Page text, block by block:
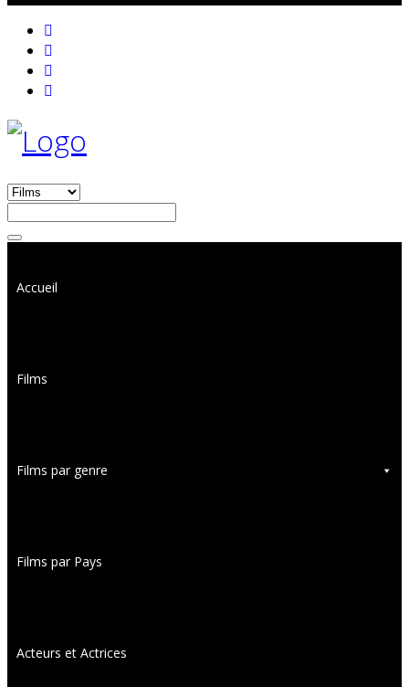
Accueil
Films
Films par genre
Films par Pays
Acteurs et Actrices